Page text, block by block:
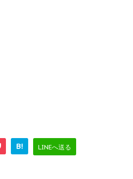
B! LINEへ送る